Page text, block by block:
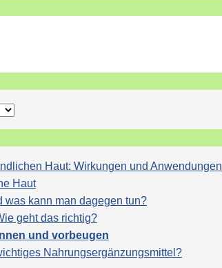
Haut: Wirkungen und Anwendungen
Haut
was kann man dagegen tun?
geht das richtig?
und vorbeugen
Nahrungsergänzungsmittel?